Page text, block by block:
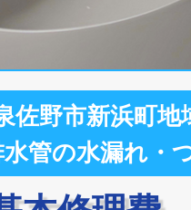
佐野市新浜町地
管の水漏れ・